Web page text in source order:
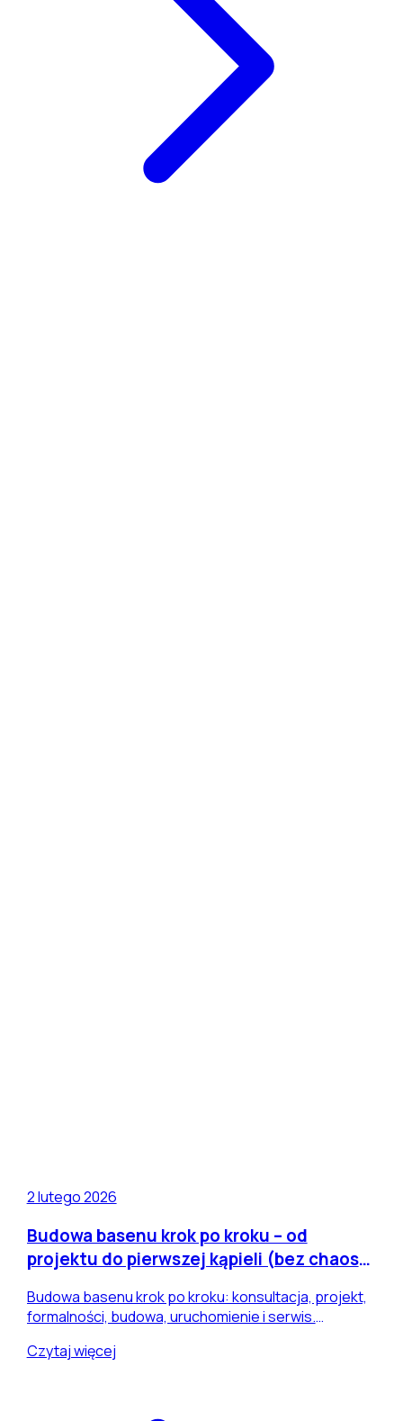
2 lutego 2026
Budowa basenu krok po kroku – od
projektu do pierwszej kąpieli (bez chaosu
Budowa basenu krok po kroku: konsultacja, projekt,
formalności, budowa, uruchomienie i serwis.
Czytaj więcej